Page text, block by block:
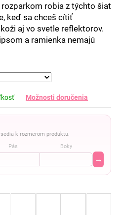
robia z týchto šiat
keď sa chceš cítiť
aj vo svetle reflektorov.
a ramienka nemajú
Možnosti doručenia
k rozmerom produktu.
Pás Boky
→